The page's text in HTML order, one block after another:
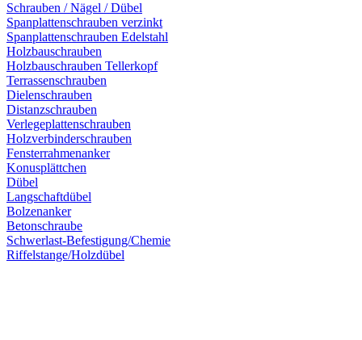
Schrauben / Nägel / Dübel
Spanplattenschrauben verzinkt
Spanplattenschrauben Edelstahl
Holzbauschrauben
Holzbauschrauben Tellerkopf
Terrassenschrauben
Dielenschrauben
Distanzschrauben
Verlegeplattenschrauben
Holzverbinderschrauben
Fensterrahmenanker
Konusplättchen
Dübel
Langschaftdübel
Bolzenanker
Betonschraube
Schwerlast-Befestigung/Chemie
Riffelstange/Holzdübel